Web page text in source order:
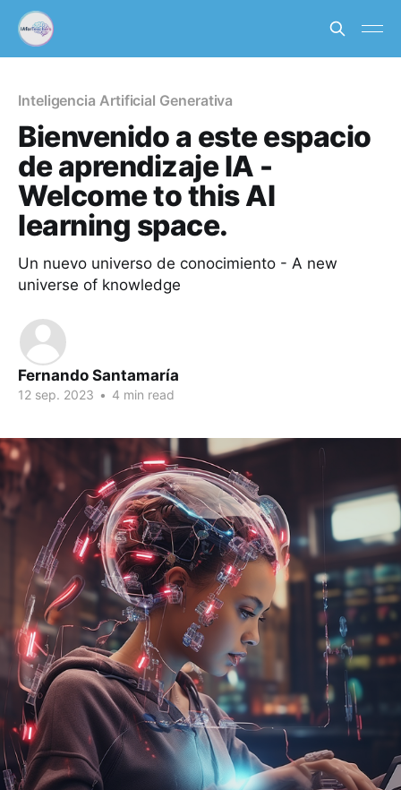
Inteligencia Artificial Generativa
Bienvenido a este espacio
de aprendizaje IA -
Welcome to this AI
learning space.
Un nuevo universo de conocimiento - A new
universe of knowledge
Fernando Santamaría
12 sep. 2023 • 4 min read